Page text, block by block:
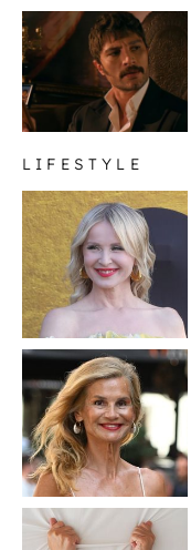
LIFESTYLE